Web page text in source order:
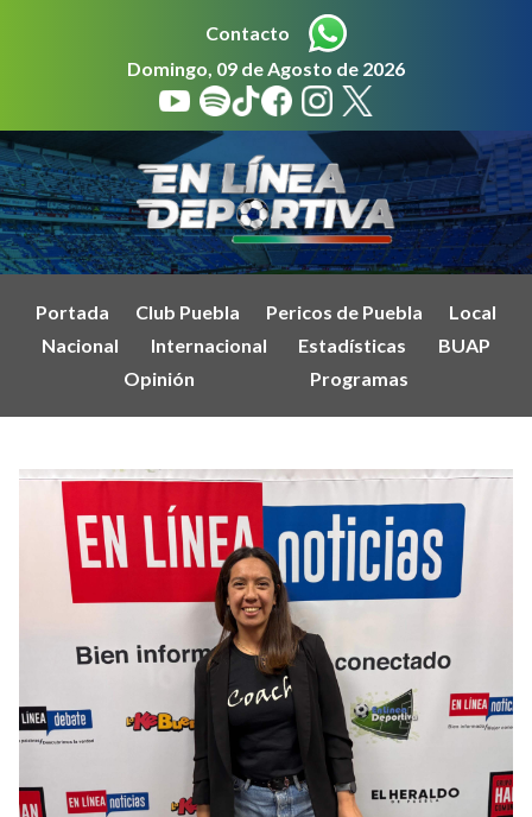
Contacto
Domingo, 09 de Agosto de 2026
Portada Club Puebla Pericos de Puebla
Local
Nacional
Internacional Estadísticas
BUAP
Opinión
Programas